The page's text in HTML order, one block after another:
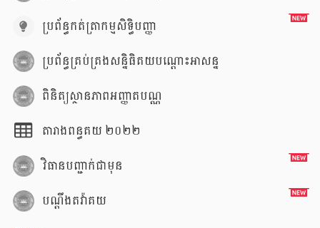
ប្រព័ន្ធកត់ត្រាកម្មសិទ្ធិបញ្ញា
ប្រព័ន្ធគ្រប់គ្រងសន្និធិគយបណ្តោះអាសន្ន
ពិនិត្យស្ថានភាពអញ្ញាតបណ្ណ
តារាងពន្ធគយ ២០២២
វិធានបញ្ជាក់ជាមុន
បណ្តឹងតវ៉ាគយ